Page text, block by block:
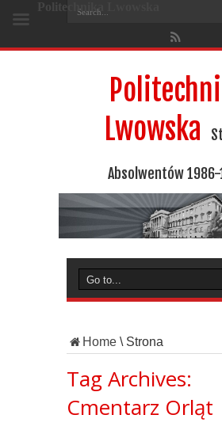
Lwowska
Absolwentów 1986-
Home \ Strona
Tag Archives:
Cmentarz Orląt
Politechnika Lwowska